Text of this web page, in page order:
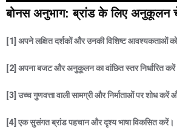
बोनस अनुभाग: ब्रांड के लिए अनुकूलन
[1] अपने लक्षित दर्शकों और उनकी विशिष्ट आवश्यकताओं को
[2] अपना बजट और अनुकूलन का वांछित स्तर निर्धारित
[3] उच्च गुणवत्ता वाली सामग्री और निर्माताओं पर शोध
[4] एक सुसंगत ब्रांड पहचान और दृश्य भाषा विकसित करें।